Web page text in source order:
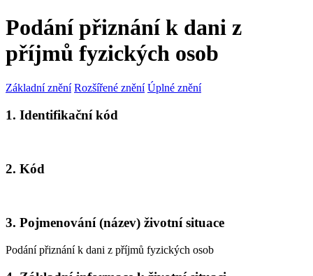
Podání přiznání k dani z
příjmů fyzických osob
Základní znění Rozšířené znění Úplné znění
1. Identifikační kód
2. Kód
3. Pojmenování (název) životní situace
Podání přiznání k dani z příjmů fyzických osob